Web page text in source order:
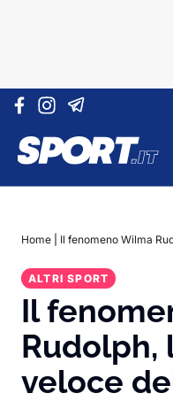
Vai al contenuto
Home Il fenomeno Wilma
ALTRI SPORT
Il
Rudolph,
veloce